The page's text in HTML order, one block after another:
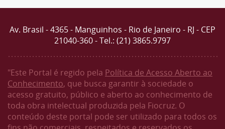
Av. Brasil - 4365 - Manguinhos - Rio de Janeiro - RJ - CEP
21040-360 - Tel.: (21) 3865.9797
"Este Portal é regido pela Política de Acesso Aberto ao
Conhecimento, que busca garantir à sociedade o
acesso gratuito, público e aberto ao conhecimento de
toda obra intelectual produzida pela Fiocruz. O
conteúdo deste portal pode ser utilizado para todos os